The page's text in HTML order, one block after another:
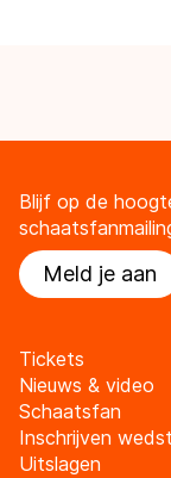
Blijf op de
Meld je aan
Tickets
Nieuws & video
Schaatsfan
Inschrijven
Uitslagen